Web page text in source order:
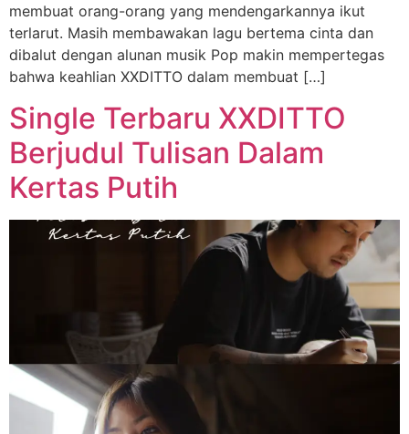
membuat orang-orang yang mendengarkannya ikut
terlarut. Masih membawakan lagu bertema cinta dan
dibalut dengan alunan musik Pop makin mempertegas
bahwa keahlian XXDITTO dalam membuat […]
Single Terbaru XXDITTO
Berjudul Tulisan Dalam
Kertas Putih